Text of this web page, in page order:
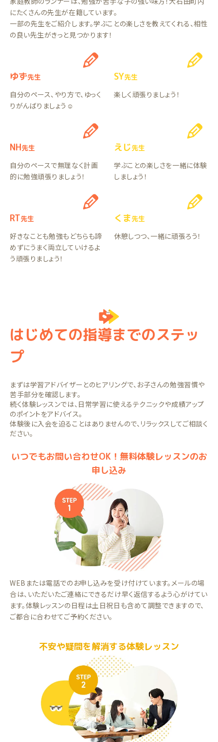
にたくさんの先生が在籍しています。
一部の先生をご紹介します。学ぶことの楽しさを教えてくれる、相性
の良い先生がきっと見つかります！
ゆず先生
自分のペース、やり方で、ゆっく
りがんばりましょう☺︎
SY先生
楽しく頑張りましょう！
NH先生
自分のペースで無理なく計画
的に勉強頑張りましょう！
えじ先生
学ぶことの楽しさを一緒に体験
しましょう！
RT先生
好きなことも勉強もどちらも諦
めずにうまく両立していけるよ
う頑張りましょう！
くま先生
休憩しつつ、一緒に頑張ろう！
はじめての指導までのステッ
プ
まずは学習アドバイザーとのヒアリングで、お子さんの勉強習慣や
苦手部分を確認します。
続く体験レッスンでは、日常学習に使えるテクニックや成績アップ
のポイントをアドバイス。
体験後に入会を迫ることはありませんので、リラックスしてご相談く
ださい。
いつでもお問い合わせOK！無料体験レッスンのお
申し込み
WEBまたは電話でのお申し込みを受け付けています。メールの場
合は、いただいたご連絡にできるだけ早く返信するよう心がけてい
ます。体験レッスンの日程は土日祝日も含めて調整できますので、
ご都合に合わせてご予約ください。
不安や疑問を解消する体験レッスン